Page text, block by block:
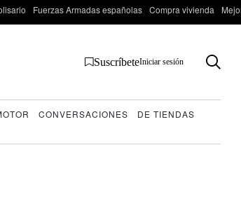
Fuerzas Armadas españolas Compra vivienda
SuscríbeteIniciar sesión
CONVERSACIONES
DE TIENDAS